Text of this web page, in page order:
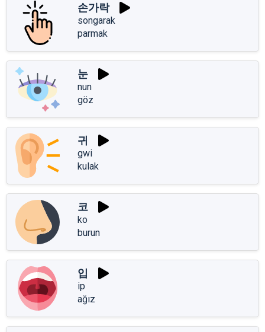
손가락
songarak
parmak
눈
nun
göz
귀
gwi
kulak
코
ko
burun
입
ip
ağız